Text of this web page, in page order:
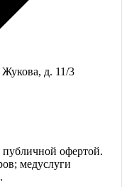
д. 11/3
публичной офертой.
медуслуги